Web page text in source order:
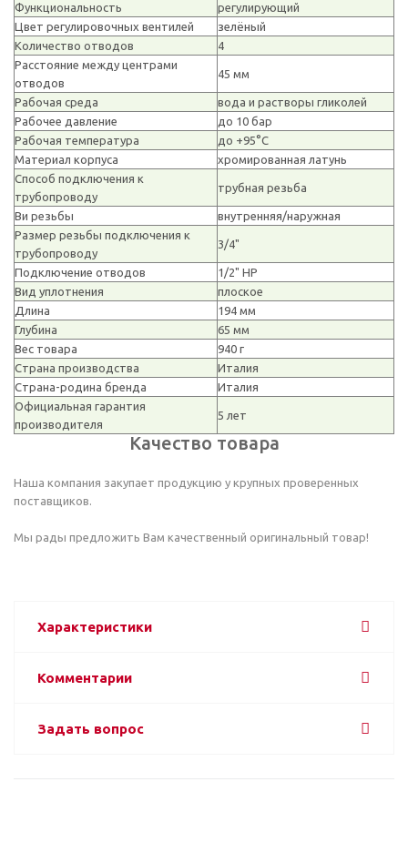
Функциональность
регулирующий
Цвет регулировочных вентилей
зелёный
Количество отводов
4
Расстояние между центрами
отводов
45 мм
Рабочая среда
вода и растворы гликолей
Рабочее давление
до 10 бар
Рабочая температура
до +95°C
Материал корпуса
хромированная латунь
Способ подключения к
трубопроводу
трубная резьба
Ви резьбы
внутренняя/наружная
Размер резьбы подключения к
трубопроводу
3/4"
Подключение отводов
1/2" НР
Вид уплотнения
плоское
Длина
194 мм
Глубина
65 мм
Вес товара
940 г
Страна производства
Италия
Страна-родина бренда
Италия
Официальная гарантия
производителя
5 лет
Качество товара
Наша компания закупает продукцию у крупных проверенных
поставщиков.
Мы рады предложить Вам качественный оригинальный товар!
Характеристики
Комментарии
Задать вопрос